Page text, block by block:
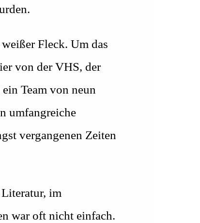
Fleck. Um das
von der VHS, der
Team von neun
umfangreiche
vergangenen Zeiten
im
war oft nicht einfach.